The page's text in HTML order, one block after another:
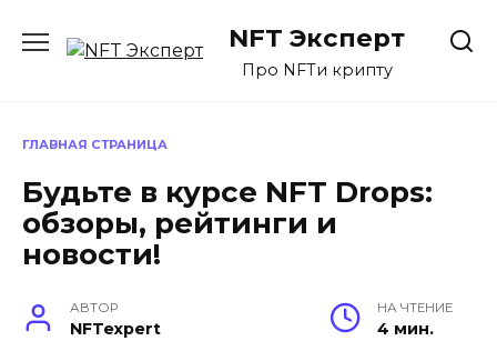
содержанию
NFT Эксперт
Про NFTи крипту
ГЛАВНАЯ СТРАНИЦА
Будьте в курсе NFT Drops:
обзоры, рейтинги и
новости!
АВТОР
NFTexpert
НА ЧТЕНИЕ
4 мин.